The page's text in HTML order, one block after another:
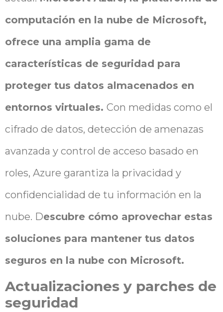
computación en la nube de Microsoft,
ofrece una amplia gama de
características de seguridad para
proteger tus datos almacenados en
entornos virtuales. Con medidas como el
cifrado de datos, detección de amenazas
avanzada y control de acceso basado en
roles, Azure garantiza la privacidad y
confidencialidad de tu información en la
nube. Descubre cómo aprovechar estas
soluciones para mantener tus datos
seguros en la nube con Microsoft.
Actualizaciones y parches de
seguridad